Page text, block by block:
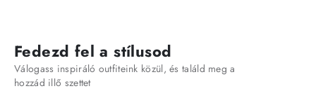
Fedezd fel a stílusod
Válogass inspiráló outfiteink közül, és találd meg a
hozzád illő szettet